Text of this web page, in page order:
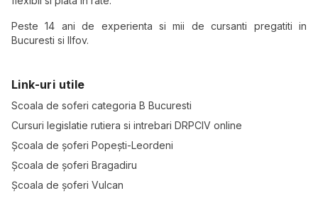
Peste 14 ani de experienta si mii de cursanti pregatiti in
Bucuresti si Ilfov.
Link-uri utile
Scoala de soferi categoria B Bucuresti
Cursuri legislatie rutiera si intrebari DRPCIV online
Școala de șoferi Popești-Leordeni
Școala de șoferi Bragadiru
Școala de șoferi Vulcan